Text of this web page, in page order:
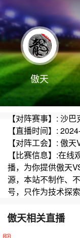
傲天
【对阵赛事】: 沙
【直播时间】:
【对阵工会】: 傲
【比赛信息】:在
播，为你提供傲天
源，本站不制作、
号，只作为技术探
傲天相关直播